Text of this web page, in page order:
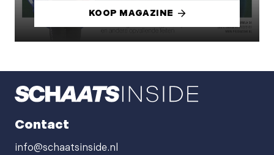
KOOP MAGAZINE
Contact
info@schaatsinside.nl